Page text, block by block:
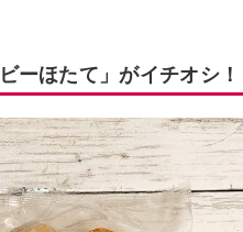
ーほたて」がイチオシ！